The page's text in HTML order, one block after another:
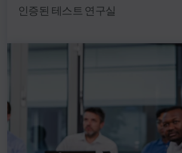
인증된 테스트 연구실